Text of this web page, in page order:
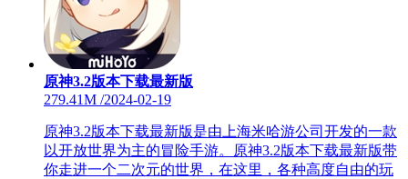
原神3.2版本下载最新版
279.41M /2024-02-19
原神3.2版本下载最新版是由上海米哈游公司开发的一款
以开放世界为主的冒险手游。原神3.2版本下载最新版带
你走进一个二次元的世界，在这里，各种高度自由的玩